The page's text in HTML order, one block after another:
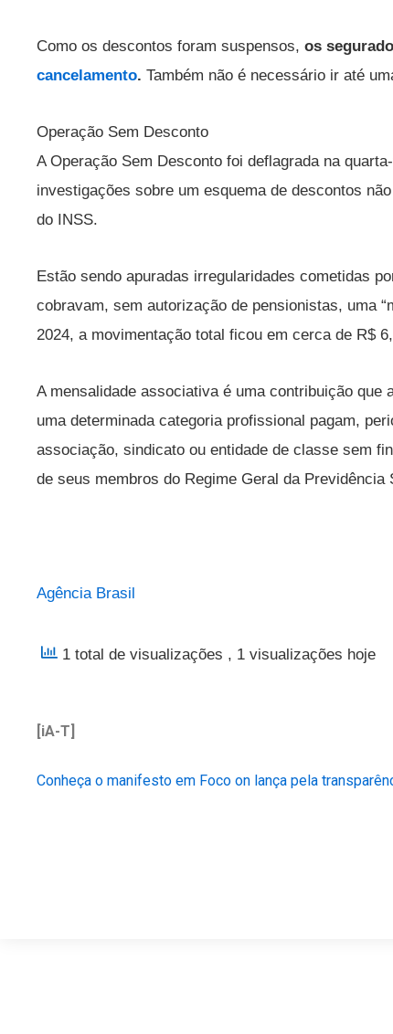
Como os descontos foram suspensos, os
cancelamento. Também não é necessário ir até
Operação Sem Desconto
A Operação Sem Desconto foi deflagrada na
investigações sobre um esquema de descontos
do INSS.
Estão sendo apuradas irregularidades cometidas
cobravam, sem autorização de pensionistas, uma
2024, a movimentação total ficou em cerca de R$
A mensalidade associativa é uma contribuição que
uma determinada categoria profissional pagam,
associação, sindicato ou entidade de classe sem
de seus membros do Regime Geral da Previdência
Agência Brasil
1 total de visualizações , 1 visualizações hoje
[iA-T]
Conheça o manifesto em Foco on lança pela